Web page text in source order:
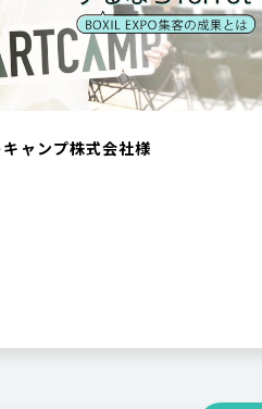
ャンプ株式会社様